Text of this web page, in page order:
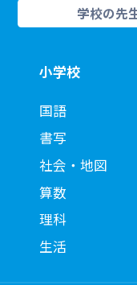
学校の先
小学校
国語
書写
社会・地図
算数
理科
生活